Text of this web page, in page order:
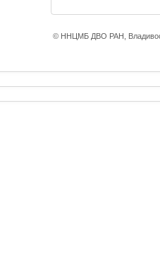
© ННЦМБ ДВО РАН,